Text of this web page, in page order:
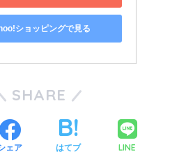
ショッピングで見る
SHARE
ェア はてブ LINE